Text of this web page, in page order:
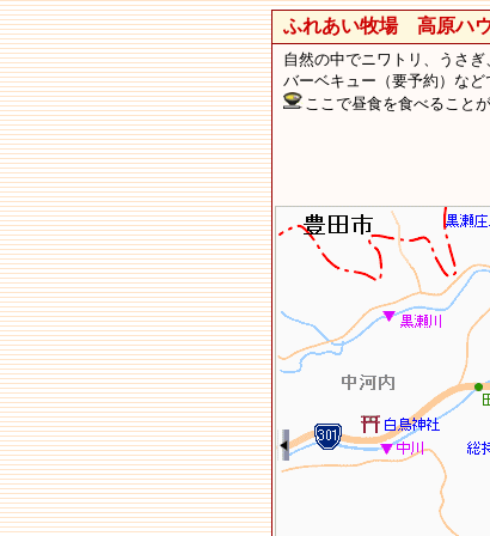
ふれあい牧場 高原ハ
自然の中でニワトリ、うさ
バーベキュー（要予約）な
ここで昼食を食べること